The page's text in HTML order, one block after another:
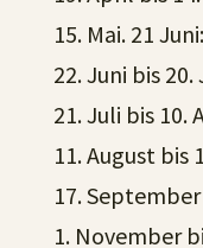
15. Mai. 21
22. Juni bis
21. Juli bis 10.
11. August bis
17.
1. November